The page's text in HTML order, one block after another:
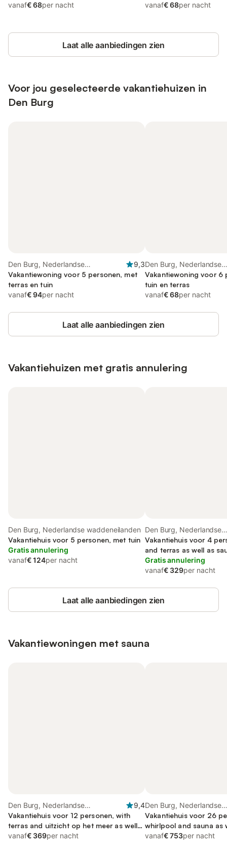
vanaf€ 68per nacht
vanaf€ 68per nacht
Laat alle aanbiedingen zien
Voor jou geselecteerde vakantiehuizen in
Den Burg
Den Burg, Nederlandse
waddeneilanden
9,3
Vakantiewoning voor 5 personen, met
terras en tuin
vanaf€ 94per nacht
Den Burg, Nederlandse
waddeneilanden
Vakantiewoning voor 6
tuin en terras
vanaf€ 68per nacht
Laat alle aanbiedingen zien
Vakantiehuizen met gratis annulering
Den Burg, Nederlandse waddeneilanden
Vakantiehuis voor 5 personen, met tuin
Gratis annulering
vanaf€ 124per nacht
Den Burg, Nederlandse
waddeneilanden
Vakantiehuis voor 4
and terras as well as
Gratis annulering
vanaf€ 329per nacht
Laat alle aanbiedingen zien
Vakantiewoningen met sauna
Den Burg, Nederlandse
waddeneilanden
9,4
Vakantiehuis voor 12 personen, with
terras and uitzicht op het meer as well
as sauna and balkon/terras
vanaf€ 369per nacht
Den Burg, Nederlandse
waddeneilanden
Vakantiehuis voor 26
whirlpool and sauna as
and balkon/terras
vanaf€ 753per nacht